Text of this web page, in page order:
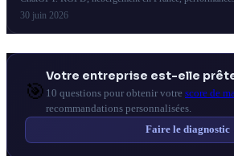
françaises doivent savoir.
30 juin 2026
🎯
Votre entreprise est-elle
10 questions pour obtenir votre score de
recommandations personnalisées.
Faire le diagnostic